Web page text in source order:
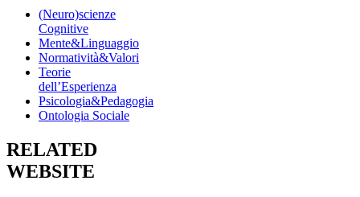
(Neuro)scienze
Cognitive
Mente&Linguaggio
Normatività&Valori
Teorie
dell’Esperienza
Psicologia&Pedagogia
Ontologia Sociale
RELATED
WEBSITE